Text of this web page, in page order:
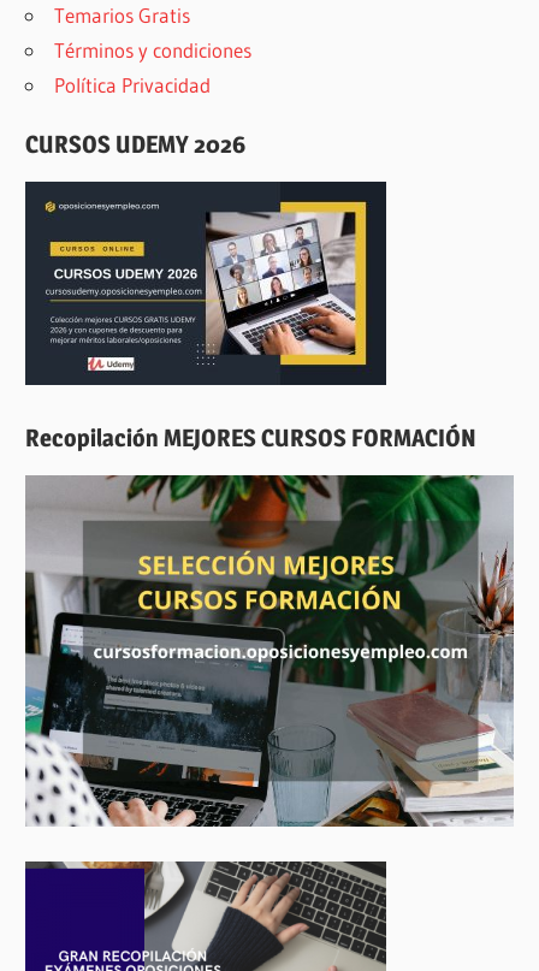
Temarios Gratis
Términos y condiciones
Política Privacidad
CURSOS UDEMY 2026
Recopilación MEJORES CURSOS FORMACIÓN